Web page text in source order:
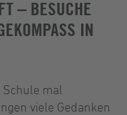
– BESUCHE
IN
Schule mal
viele Gedanken